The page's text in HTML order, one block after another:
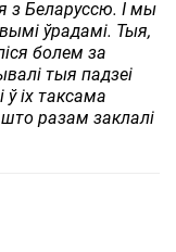
з Беларуссю. І мы
ўрадамі. Тыя,
болем за
тыя падзеі
іх таксама
разам заклалі